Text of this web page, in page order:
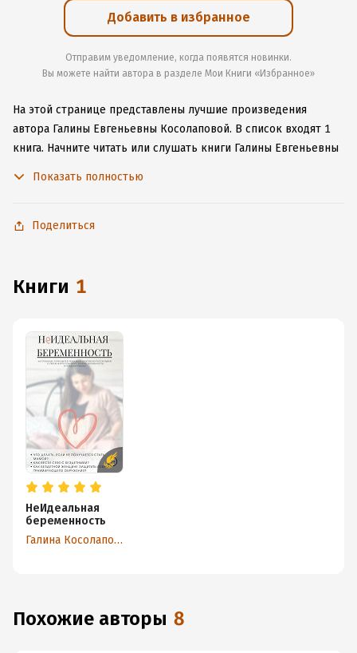
Добавить в избранное
Отправим уведомление, когда появятся новинки.
Вы можете найти автора в разделе Мои Книги «Избранное»
На этой странице представлены лучшие произведения
автора Галины Евгеньевны Косолаповой. В список входят 1
книга. Начните читать или слушать книги Галины Евгеньевны
подключения к интернету.
Показать полностью
Поделиться
книги 1
НеИдеальная
беременность
Галина Косолапова
Похожие авторы 8